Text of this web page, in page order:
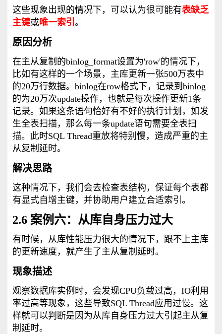
这些现象出现的情况下，可以认为很可能有表缺乏
主键或唯一索引 。
原因分析
在主从复制的binlog_format设置为'row'的情况下，
比如有这样的一个场景，主库更新一张500万表中
的20万行数据。binlog在row格式下，记录到binlog
的为20万次update操作，也就是每次操作更新1条
记录。如果这条语句恰好有不好的执行计划，如发
生全表扫描，那么每一条update语句需要全表扫
描。此时SQL Thread重放将特别慢，造成严重的主
从复制延时。
解决思路
这种情况下，我们会去检查表结构，保证每个表都
有显式自增主键，并协助用户建立合适索引。
2.6 案例六：从库自身压力过大
有时候，从库性能压力很大的情况下，跟不上主库
的更新速度，就产生了主从复制延时。
现象描述
观察数据库实例时，会发现CPU负载过高，IO利用
率过高等现象，这些导致SQL Thread应用过慢。这
样就可以判断是因为从库自身压力过大引起主从复
制延时。